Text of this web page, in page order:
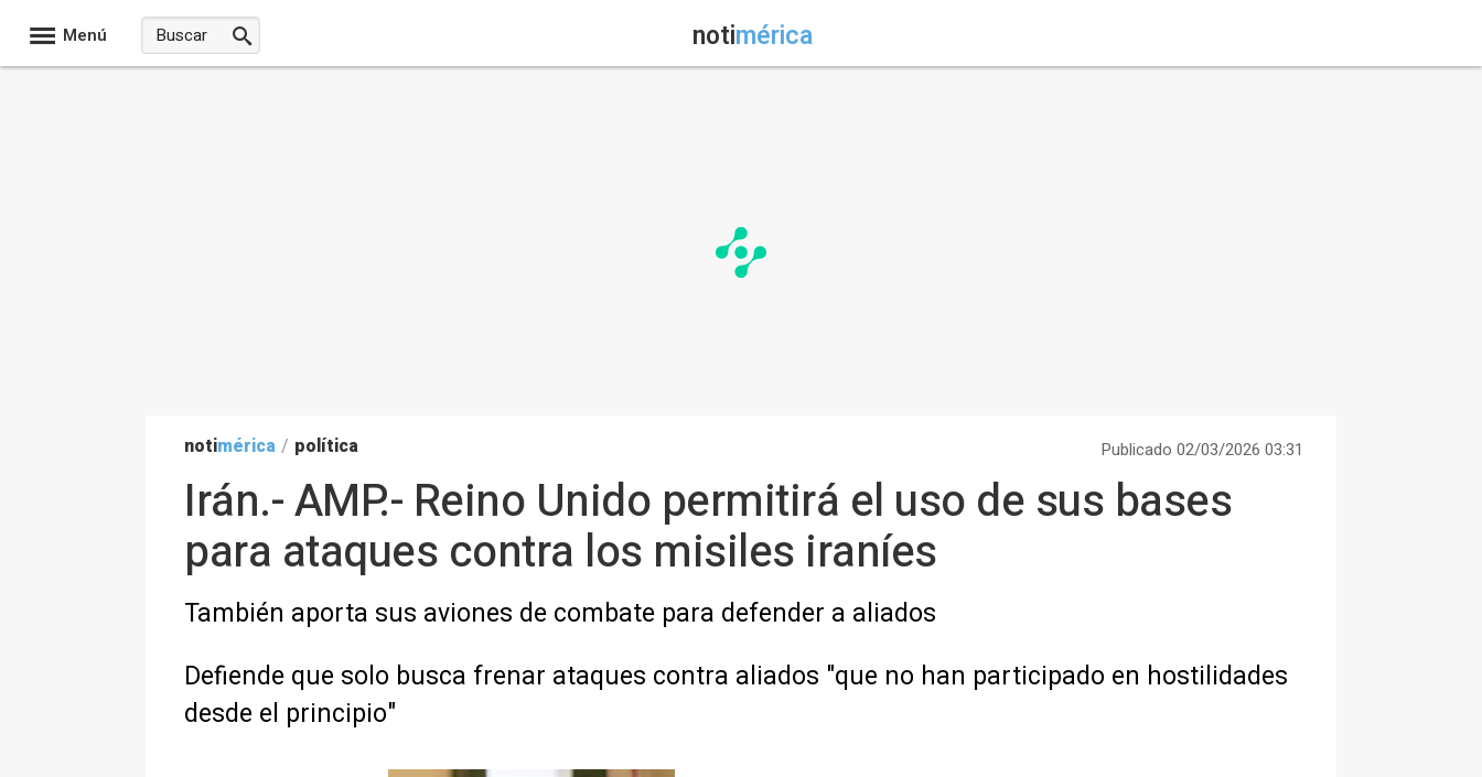
Menú notimérica
notimérica / política Publicado 02/03/2026 03:31
Irán.- AMP.- Reino Unido permitirá el uso de sus bases
para ataques contra los misiles iraníes
También aporta sus aviones de combate para defender a aliados
Defiende que solo busca frenar ataques contra aliados "que no han participado en hostilidades
desde el principio"